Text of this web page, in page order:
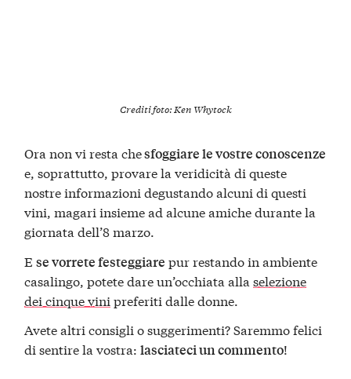
Crediti foto:Ken Whytock
Ora non vi resta chesfoggiare le vostre conoscenze
e, soprattutto, provare la veridicità di queste
nostre informazioni degustando alcuni di questi
vini, magari insieme ad alcune amiche durante la
giornata dell’8 marzo.
Ese vorrete festeggiare pur restando in ambiente
casalingo, potete dare un’occhiata allaselezione
dei cinque vini preferiti dalle donne.
Avete altri consigli o suggerimenti? Saremmo felici
di sentire la vostra:lasciateci un commento!